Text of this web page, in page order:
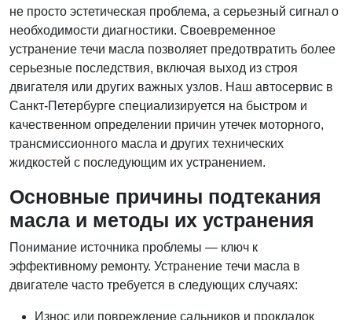
не просто эстетическая проблема, а серьезный сигнал о
необходимости диагностики. Своевременное
устранение течи масла позволяет предотвратить более
серьезные последствия, включая выход из строя
двигателя или других важных узлов. Наш автосервис в
Санкт-Петербурге специализируется на быстром и
качественном определении причин утечек моторного,
трансмиссионного масла и других технических
жидкостей с последующим их устранением.
Основные причины подтекания
масла и методы их устранения
Понимание источника проблемы — ключ к
эффективному ремонту. Устранение течи масла в
двигателе часто требуется в следующих случаях:
Износ или повреждение сальников и прокладок